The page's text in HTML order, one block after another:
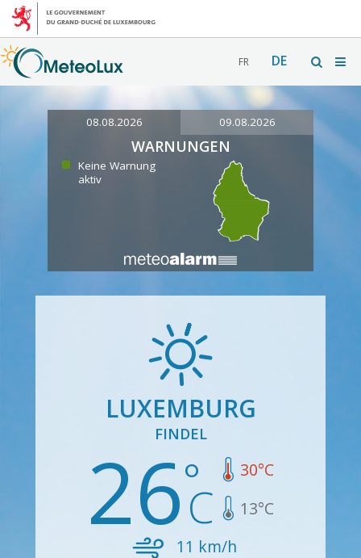
FR DE
08.08.2026 09.08.2026
WARNUNGEN
Keine Warnung
aktiv
LUXEMBURG
FINDEL
26 30°C
13°C
11 km/h